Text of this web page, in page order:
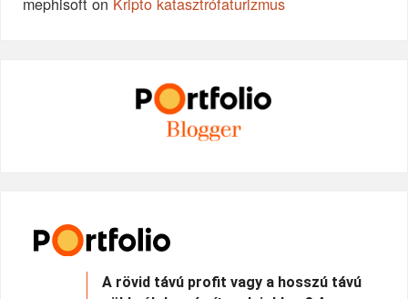
A rövid távú profit vagy a hosszú távú